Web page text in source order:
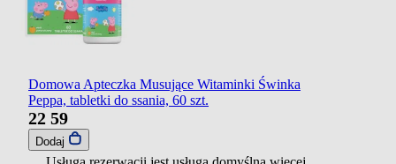
Domowa Apteczka Musujące Witaminki Świnka
Peppa, tabletki do ssania, 60 szt.
22 59
Dodaj